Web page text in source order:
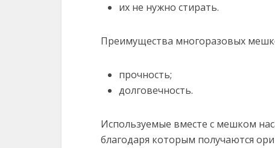
их не нужно стирать.
Преимущества многоразовых
прочность;
долговечность.
Используемые вместе с мешком
благодаря которым получаются